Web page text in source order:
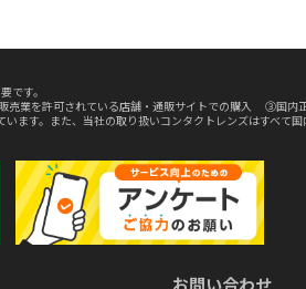
です。
業を許可されている店舗・通販サイトでの購入 ③国内
ます。また、当社の取り扱いコンタクトレンズはすべて
お問い合わせ